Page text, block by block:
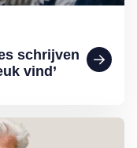
schrijven
vind’
staan we sterk